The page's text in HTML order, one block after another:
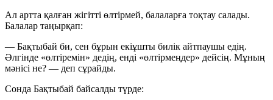
Ал артта қалған жігітті өлтірмей, балаларға тоқтау салады.
Балалар таңырқап:
— Бақтыбай би, сен бұрын екіұшты билік айтпаушы едің.
Әлгінде «өлтіремін» дедің, енді «өлтірмеңдер» дейсің. Мұның
мәнісі не? — деп сұрайды.
Сонда Бақтыбай байсалды түрде: